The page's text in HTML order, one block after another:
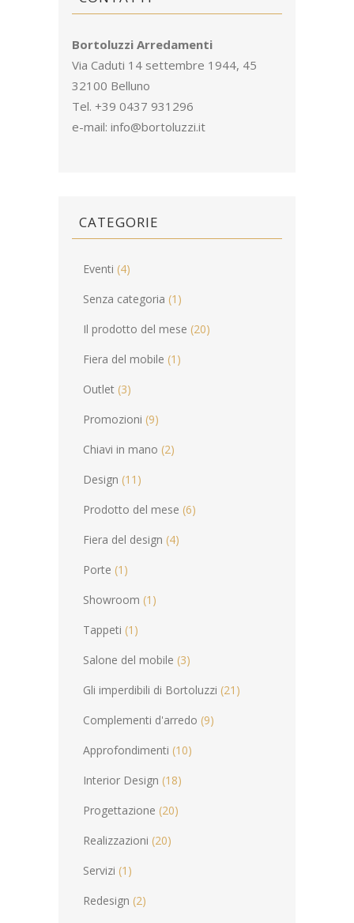
Bortoluzzi Arredamenti
Via Caduti 14 settembre 1944, 45
32100 Belluno
Tel. +39 0437 931296
e-mail: info@bortoluzzi.it
CATEGORIE
Eventi (4)
Senza categoria (1)
Il prodotto del mese (20)
Fiera del mobile (1)
Outlet (3)
Promozioni (9)
Chiavi in mano (2)
Design (11)
Prodotto del mese (6)
Fiera del design (4)
Porte (1)
Showroom (1)
Tappeti (1)
Salone del mobile (3)
Gli imperdibili di Bortoluzzi (21)
Complementi d'arredo (9)
Approfondimenti (10)
Interior Design (18)
Progettazione (20)
Realizzazioni (20)
Servizi (1)
Redesign (2)